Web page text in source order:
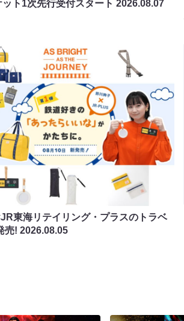
ット1次先行受付スタート2026.08.07
東海リテイリング・プラスのトラベ
売!2026.08.05